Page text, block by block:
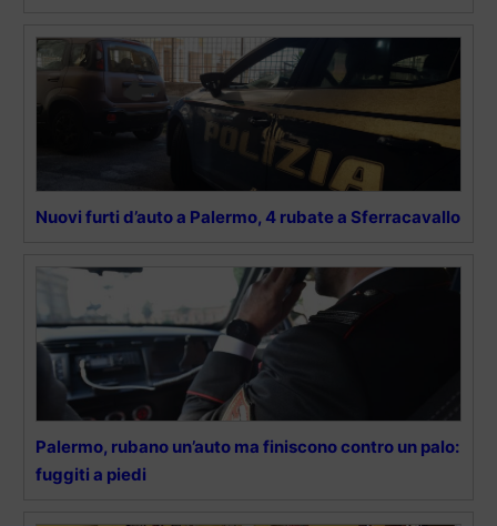
Nuovi furti d’auto a Palermo, 4 rubate a Sferracavallo
Palermo, rubano un’auto ma finiscono contro un palo:
fuggiti a piedi